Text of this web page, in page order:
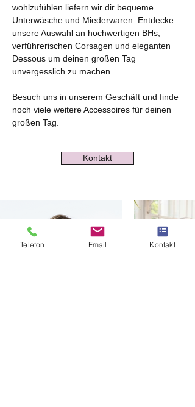
wohlzufühlen liefern wir dir bequeme
Unterwäsche und Miederwaren. Entdecke
unsere Auswahl an hochwertigen BHs,
verführerischen Corsagen und eleganten
Dessous um deinen großen Tag
unvergesslich zu machen.
Besuch uns in unserem Geschäft und finde
noch viele weitere Accessoires für deinen
großen Tag.
Kontakt
Telefon Email Kontakt